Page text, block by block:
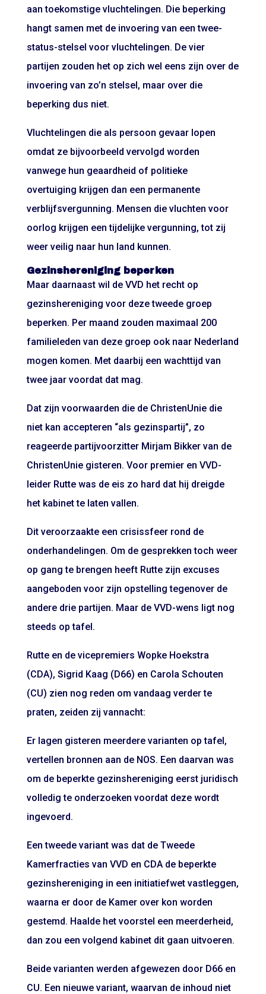
aan toekomstige vluchtelingen. Die beperking
hangt samen met de invoering van een twee-
status-stelsel voor vluchtelingen. De vier
partijen zouden het op zich wel eens zijn over de
invoering van zo’n stelsel, maar over die
beperking dus niet.
Vluchtelingen die als persoon gevaar lopen
omdat ze bijvoorbeeld vervolgd worden
vanwege hun geaardheid of politieke
overtuiging krijgen dan een permanente
verblijfsvergunning. Mensen die vluchten voor
oorlog krijgen een tijdelijke vergunning, tot zij
weer veilig naar hun land kunnen.
Gezinshereniging beperken
Maar daarnaast wil de VVD het recht op
gezinshereniging voor deze tweede groep
beperken. Per maand zouden maximaal 200
familieleden van deze groep ook naar Nederland
mogen komen. Met daarbij een wachttijd van
twee jaar voordat dat mag.
Dat zijn voorwaarden die de ChristenUnie die
niet kan accepteren “als gezinspartij”, zo
reageerde partijvoorzitter Mirjam Bikker van de
ChristenUnie gisteren. Voor premier en VVD-
leider Rutte was de eis zo hard dat hij dreigde
het kabinet te laten vallen.
Dit veroorzaakte een crisissfeer rond de
onderhandelingen. Om de gesprekken toch weer
op gang te brengen heeft Rutte zijn excuses
aangeboden voor zijn opstelling tegenover de
andere drie partijen. Maar de VVD-wens ligt nog
steeds op tafel.
Rutte en de vicepremiers Wopke Hoekstra
(CDA), Sigrid Kaag (D66) en Carola Schouten
(CU) zien nog reden om vandaag verder te
praten, zeiden zij vannacht:
Er lagen gisteren meerdere varianten op tafel,
vertellen bronnen aan de NOS. Een daarvan was
om de beperkte gezinshereniging eerst juridisch
volledig te onderzoeken voordat deze wordt
ingevoerd.
Een tweede variant was dat de Tweede
Kamerfracties van VVD en CDA de beperkte
gezinshereniging in een initiatiefwet vastleggen,
waarna er door de Kamer over kon worden
gestemd. Haalde het voorstel een meerderheid,
dan zou een volgend kabinet dit gaan uitvoeren.
Beide varianten werden afgewezen door D66 en
CU. Een nieuwe variant, waarvan de inhoud niet